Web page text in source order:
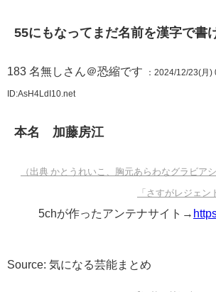
55にもなってまだ名前を漢字で書
183 名無しさん＠恐縮です ：2024/12/23(月
ID:AsH4LdI10.net
本名 加藤房江
（出典 かとうれいこ、胸元あらわなグラビア
「さすがレジェ
5chが作ったアンテナサイト→
Source: 気になる芸能まとめ